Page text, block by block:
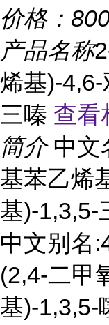
价格：
产品名称
烯基)-
三嗪 查看
简介 中文
基苯乙烯
基)-1,3,5-
中文别名
(2,4-二甲
基)-1,3,5-